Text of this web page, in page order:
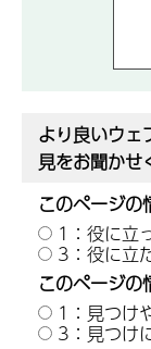
より良いウェ
見をお聞かせ
このページの
1：役に立
3：役に立
このページの
1：見つけ
3：見つけ